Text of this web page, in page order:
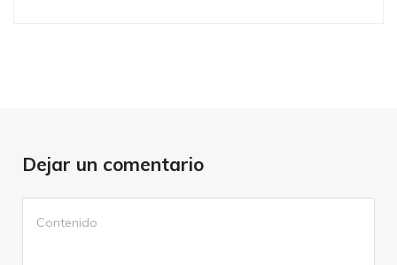
Dejar un comentario